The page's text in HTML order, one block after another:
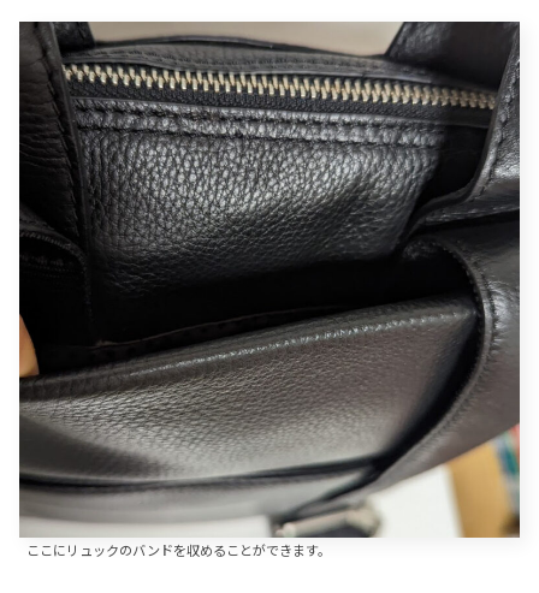
ここにリュックのバンドを収めることができます。